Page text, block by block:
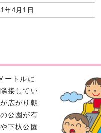
年4月1日
ートルに
接してい
広がり朝
公園が有
下杁公園